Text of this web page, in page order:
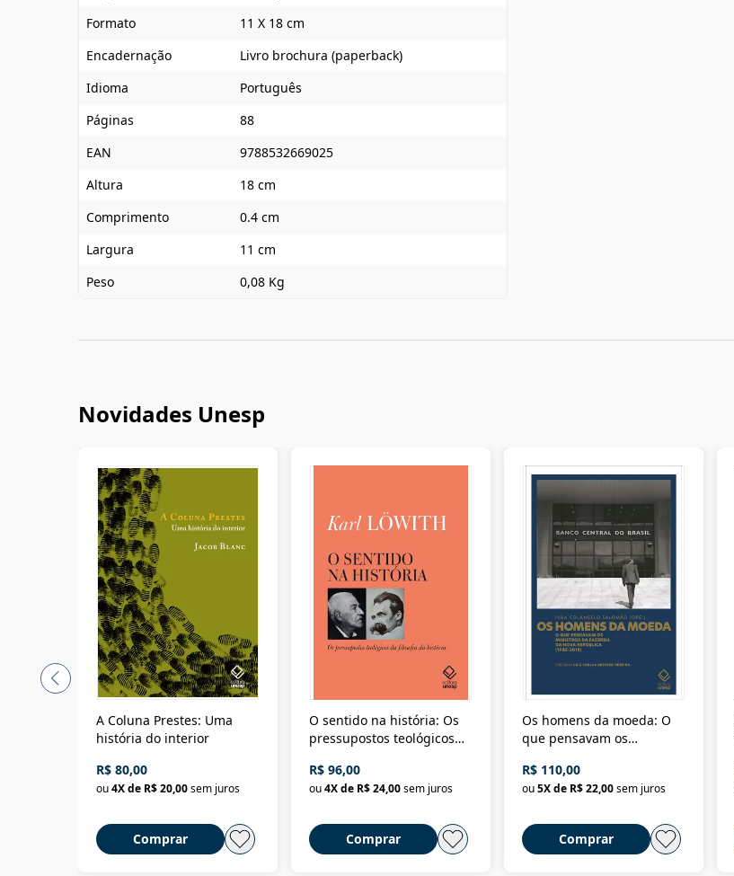
Formato
11 X 18 cm
Encadernação
Livro brochura (paperback)
Idioma
Português
Páginas
88
EAN
9788532669025
Altura
18 cm
Comprimento
0.4 cm
Largura
11 cm
Peso
0,08 Kg
Novidades Unesp
A Coluna Prestes: Uma
história do interior
R$ 80,00
ou4X de R$ 20,00sem juros
Comprar
O sentido na história: Os
pressupostos teológicos
R$ 96,00
ou4X de R$ 24,00sem juros
Comprar
Os homens da moeda: O
que pensavam os
Nova República (1985-
2018)
R$ 110,00
ou5X de R$ 22,00sem juros
Comprar